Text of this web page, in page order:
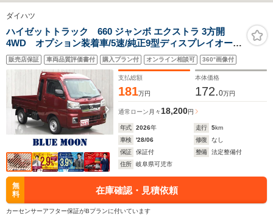
ダイハツ
ハイゼットトラック 660 ジャンボ エクストラ 3方開
4WD オプション装着車/5速/純正9型ディスプレイオーデ
ィオ/フルセグ/Bluetooth/バックカメラ/誤発進抑制/車線
逸脱警報/コーナーセンサー/LEDヘッド・フォグ/禁煙
車/USB/HDMI
販売店保証 車両品質評価書付 購入プラン付 オンライン相談可 360°画像付
支払総額
181万円
本体価格
172.0万円
通常ローン 月々18,200円
年式 2026年 走行 5km
車検
'28/06 修復
なし
保証
保証付 整備
法定整備付
住所
岐阜県可児市
無
料
在庫確認・見積依頼
カーセンサーアフター保証がBプランに付いています